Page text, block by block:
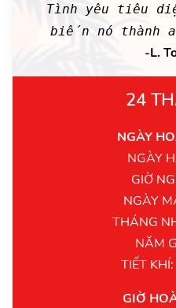
Tình yêu tiêu
biến nó thành
-L.
24
NGÀY
NGÀY
GIỜ
NGÀY
THÁNG
NĂM
TIẾT
GIỜ